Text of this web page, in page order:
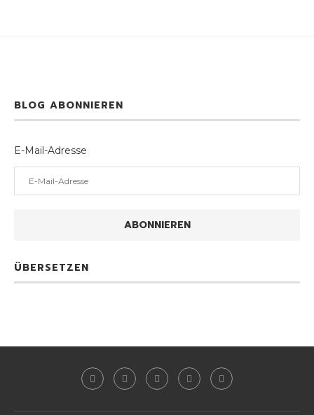
BLOG ABONNIEREN
E-Mail-Adresse
ABONNIEREN
ÜBERSETZEN